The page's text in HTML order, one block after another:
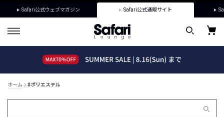
Safari公式ウェブマガジン Safari公式通販サイト
ホーム #ポリエステル